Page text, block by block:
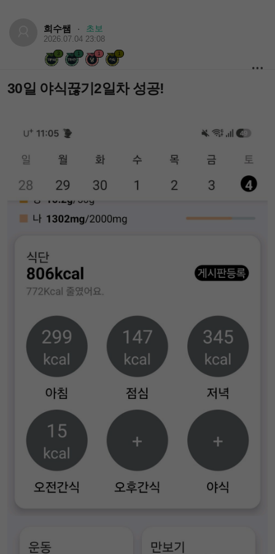
희수쌤 · 초보
2026.07.04 23:08
3 1 1 1
30일 야식끊기2일차 성공!